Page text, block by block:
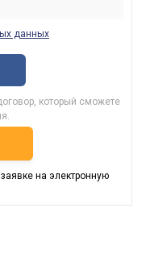
данных
который сможете
на электронную